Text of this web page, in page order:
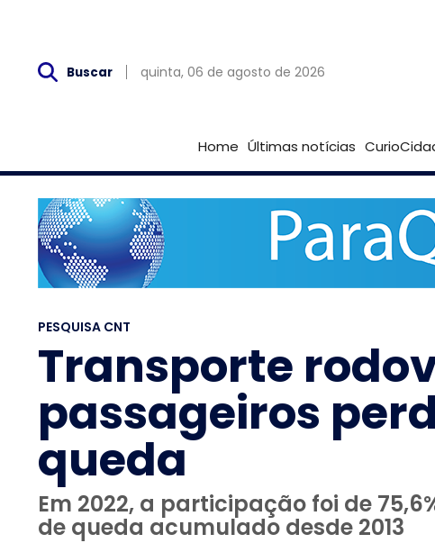
Buscar quinta, 06 de agosto de 2026
Home Últimas notícias
PESQUISA CNT
Transporte
passageiros
queda
Em 2022, a participação foi de
de queda acumulado desde 2013